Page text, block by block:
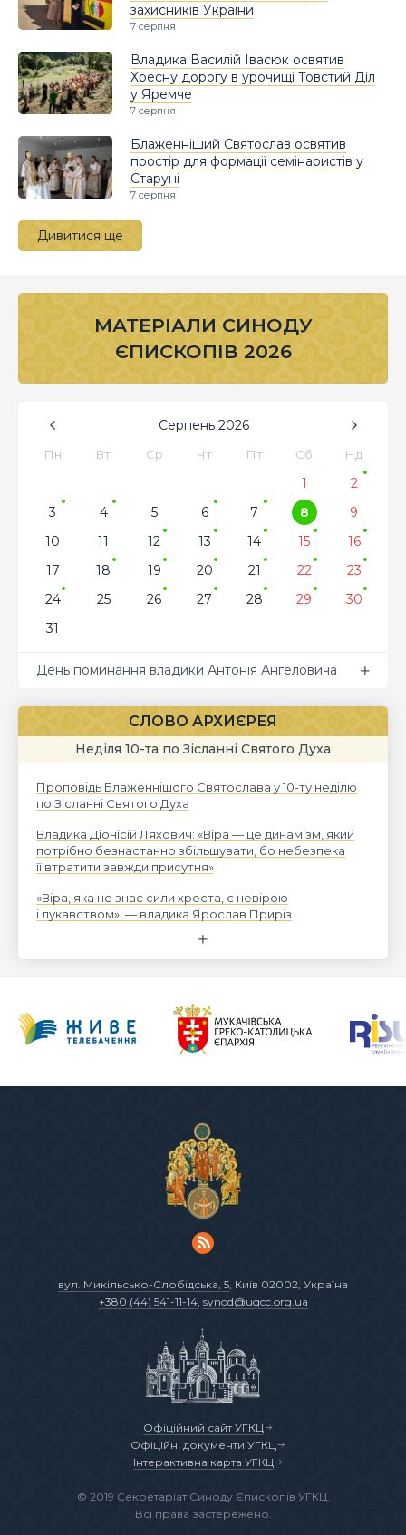
захисників України
7 серпня
Владика Василій Івасюк освятив
Хресну дорогу в урочищі Товстий Діл
у Яремче
7 серпня
Блаженніший Святослав освятив
простір для формації семінаристів у
Старуні
7 серпня
Дивитися ще
МАТЕРІАЛИ СИНОДУ
ЄПИСКОПІВ 2026
Серпень 2026
Пн Вт Ср Чт Пт Сб Нд
1
2
3
4 5 6 7 8
9
10
11 12 13 14 15
16
17
18 19 20 21 22
23
24
25 26 27 28 29
30
31
День поминання владики Антонія Ангеловича
СЛОВО АРХИЄРЕЯ
Неділя 10-та по Зісланні Святого Духа
Проповідь Блаженнішого Святослава у 10-ту неділю
по Зісланні Святого Духа
Владика Діонісій Ляхович: «Віра — це динамізм, який
потрібно безнастанно збільшувати, бо небезпека
її втратити завжди присутня»
«Віра, яка не знає сили хреста, є невірою
і лукавством», — владика Ярослав Приріз
вул. Микільсько-Слобідська, 5 , Київ 02002, Україна
+380 (44) 541-11-14, synod@ugcc.org.ua
Офіційний сайт УГКЦ
Офіційні документи УГКЦ
Інтерактивна карта УГКЦ
© 2019 Секретаріат Синоду Єпископів УГКЦ.
Всі права застережено.